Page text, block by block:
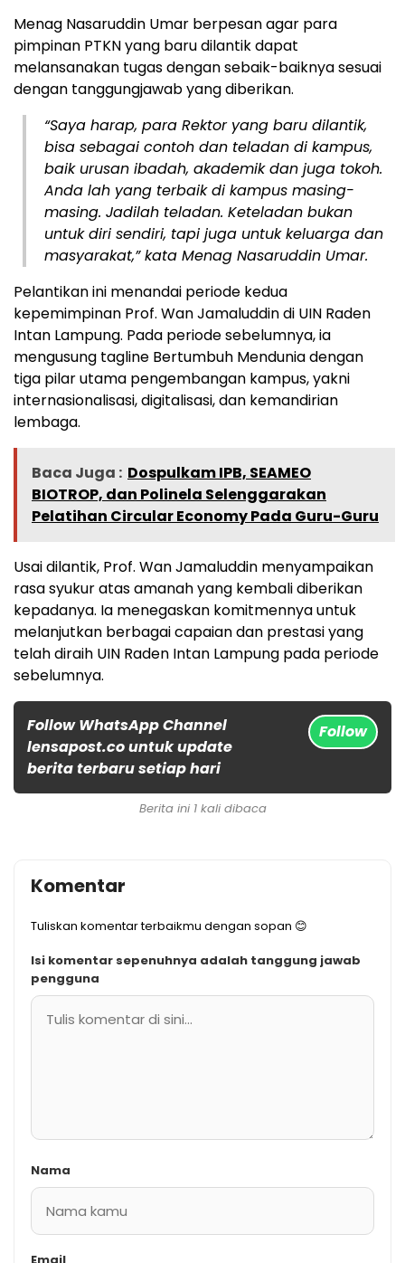
Menag Nasaruddin Umar berpesan agar para
pimpinan PTKN yang baru dilantik dapat
melansanakan tugas dengan sebaik-baiknya sesuai
dengan tanggungjawab yang diberikan.
“Saya harap, para Rektor yang baru dilantik,
bisa sebagai contoh dan teladan di kampus,
baik urusan ibadah, akademik dan juga tokoh.
Anda lah yang terbaik di kampus masing-
masing. Jadilah teladan. Keteladan bukan
untuk diri sendiri, tapi juga untuk keluarga dan
masyarakat,” kata Menag Nasaruddin Umar.
Pelantikan ini menandai periode kedua
kepemimpinan Prof. Wan Jamaluddin di UIN Raden
Intan Lampung. Pada periode sebelumnya, ia
mengusung tagline Bertumbuh Mendunia dengan
tiga pilar utama pengembangan kampus, yakni
internasionalisasi, digitalisasi, dan kemandirian
lembaga.
Baca Juga : Dospulkam IPB, SEAMEO
BIOTROP, dan Polinela Selenggarakan
Pelatihan Circular Economy Pada Guru-Guru
Usai dilantik, Prof. Wan Jamaluddin menyampaikan
rasa syukur atas amanah yang kembali diberikan
kepadanya. Ia menegaskan komitmennya untuk
melanjutkan berbagai capaian dan prestasi yang
telah diraih UIN Raden Intan Lampung pada periode
sebelumnya.
Follow WhatsApp Channel
lensapost.co untuk update
berita terbaru setiap hari
Follow
Berita ini 1 kali dibaca
Komentar
Tuliskan komentar terbaikmu dengan sopan 😊
Isi komentar sepenuhnya adalah tanggung jawab
pengguna
Nama